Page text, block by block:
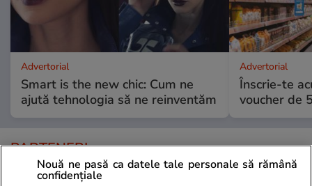
Advertorial
Smart is the new chic: Cum ne
ajută tehnologia să ne reinventăm
Advertorial
Înscrie-te
voucher de
PARTENERI
Nouă ne pasă ca datele tale personale să rămână
confidențiale